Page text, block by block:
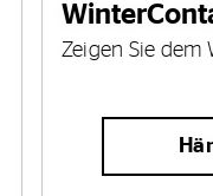
Zeigen Sie dem